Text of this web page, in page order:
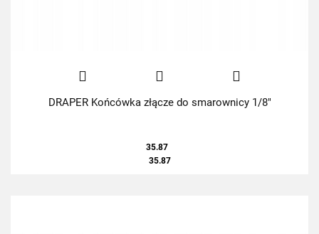
DRAPER Końcówka złącze do smarownicy 1/8"
35.87
35.87